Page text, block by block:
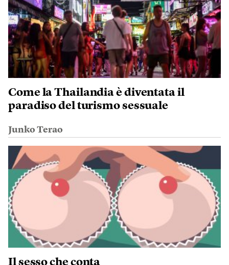
Come la Thailandia è diventata il
paradiso del turismo sessuale
Junko Terao
Il sesso che conta